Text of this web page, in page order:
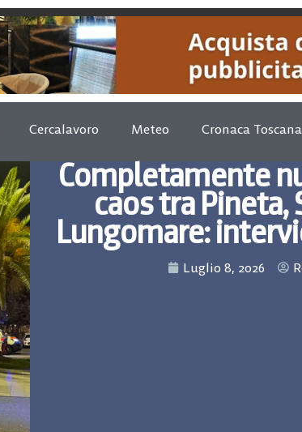
Cercalavoro Meteo Cronaca Toscana
Completamente
caos tra Pineta,
Lungomare:
Luglio 8, 2026